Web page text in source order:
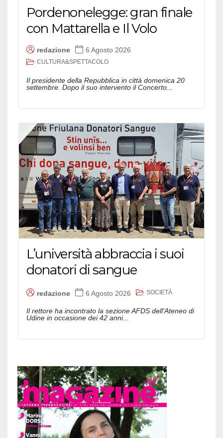
Pordenonelegge: gran finale
con Mattarella e Il Volo
redazione 6 Agosto 2026
CULTURA&SPETTACOLO
Il presidente della Repubblica in città domenica 20
settembre. Dopo il suo intervento il Concerto...
L’università abbraccia i suoi
donatori di sangue
redazione 6 Agosto 2026 SOCIETÀ
Il rettore ha incontrato la sezione AFDS dell'Ateneo di
Udine in occasione dei 42 anni...